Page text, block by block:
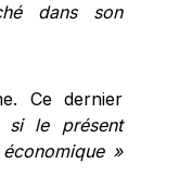
dans son
Ce dernier
si le présent
»